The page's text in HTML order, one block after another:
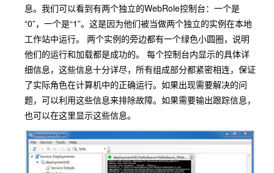
息。我们可以看到有两个独立的WebRole控制台：一个是
“0”，一个是“1”。这是因为他们被当做两个独立的实例在本地
工作站中运行。 两个实例的旁边都有一个绿色小圆圈，说明
他们的运行和加载都是成功的。 每个控制台内显示的具体详
细信息，这些信息十分详尽，所有组成部分都紧密相连，保证
了实际角色在计算机中的正确运行。如果出现需要解决的问
题，可以利用这些信息来排除故障。如果需要输出跟踪信息，
也可以在这里显示这些信息。